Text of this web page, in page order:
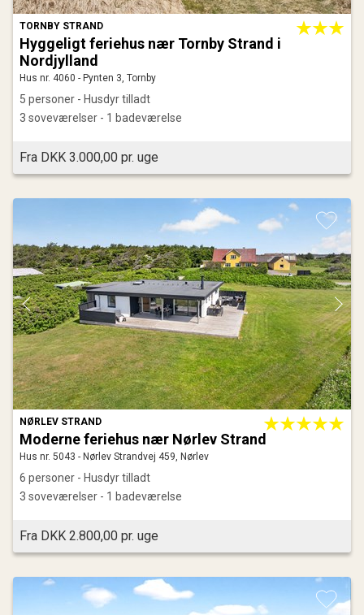
TORNBY STRAND
Hyggeligt feriehus nær Tornby Strand i
Nordjylland
Hus nr. 4060 - Pynten 3, Tornby
5 personer - Husdyr tilladt
3 soveværelser - 1 badeværelse
Fra DKK 3.000,00 pr. uge
NØRLEV STRAND
Moderne feriehus nær Nørlev Strand
Hus nr. 5043 - Nørlev Strandvej 459, Nørlev
6 personer - Husdyr tilladt
3 soveværelser - 1 badeværelse
Fra DKK 2.800,00 pr. uge